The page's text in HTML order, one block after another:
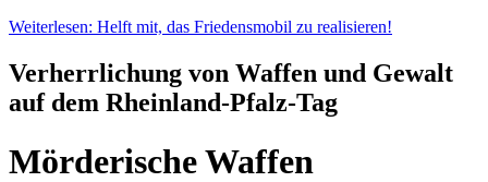
Weiterlesen: Helft mit, das Friedensmobil zu realisieren!
Verherrlichung von Waffen und Gewalt
auf dem Rheinland-Pfalz-Tag
Mörderische Waffen